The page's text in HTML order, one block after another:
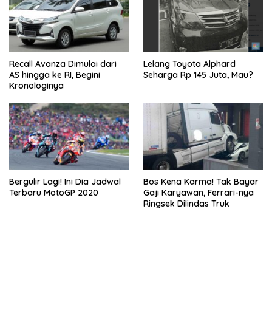
Recall Avanza Dimulai dari
AS hingga ke RI, Begini
Kronologinya
Lelang Toyota Alphard
Seharga Rp 145 Juta, Mau?
Bergulir Lagi! Ini Dia Jadwal
Terbaru MotoGP 2020
Bos Kena Karma! Tak Bayar
Gaji Karyawan, Ferrari-nya
Ringsek Dilindas Truk